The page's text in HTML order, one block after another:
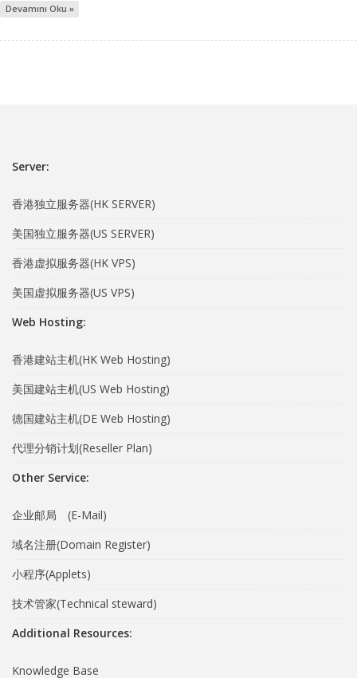
Devamını Oku »
Server:
香港独立服务器(HK SERVER)
美国独立服务器(US SERVER)
香港虚拟服务器(HK VPS)
美国虚拟服务器(US VPS)
Web Hosting:
香港建站主机(HK Web Hosting)
美国建站主机(US Web Hosting)
德国建站主机(DE Web Hosting)
代理分销计划(Reseller Plan)
Other Service:
企业邮局 (E-Mail)
域名注册(Domain Register)
小程序(Applets)
技术管家(Technical steward)
Additional Resources:
Knowledge Base